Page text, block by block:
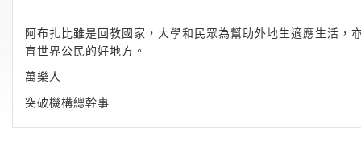
阿布扎比雖是回教國家，大學和民眾為幫助外地生適應生活
育世界公民的好地方。
萬樂人
突破機構總幹事